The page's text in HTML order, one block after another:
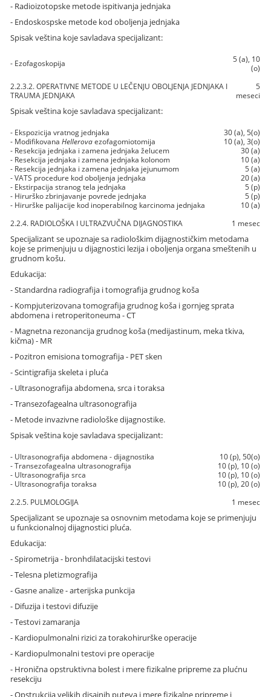
- Radioizotopske metode ispitivanja jednjaka
- Endoskospske metode kod oboljenja jednjaka
Spisak veština koje savladava specijalizant:
- Ezofagoskopija
5 (a), 10
(o)
2.2.3.2. OPERATIVNE METODE U LEČENJU OBOLJENJA JEDNJAKA I
TRAUMA JEDNJAKA
5
meseci
Spisak veština koje savladava specijalizant:
- Ekspozicija vratnog jednjaka
30 (a), 5(o)
- ModifikovanaHellerovaezofagomiotomija
10 (a), 3(o)
- Resekcija jednjaka i zamena jednjaka želucem
30 (a)
- Resekcija jednjaka i zamena jednjaka kolonom
10 (a)
- Resekcija jednjaka i zamena jednjaka jejunumom
5 (a)
- VATS procedure kod oboljenja jednjaka
20 (a)
- Ekstirpacija stranog tela jednjaka
5 (p)
- Hirurško zbrinjavanje povrede jednjaka
5 (p)
- Hirurške palijacije kod inoperabilnog karcinoma jednjaka
10 (a)
2.2.4. RADIOLOŠKA I ULTRAZVUČNA DIJAGNOSTIKA
1 mesec
Specijalizant se upoznaje sa radiološkim dijagnostičkim metodama
koje se primenjuju u dijagnostici lezija i oboljenja organa smeštenih u
grudnom košu.
Edukacija:
- Standardna radiografija i tomografija grudnog koša
- Kompjuterizovana tomografija grudnog koša i gornjeg sprata
abdomena i retroperitoneuma - CT
- Magnetna rezonancija grudnog koša (medijastinum, meka tkiva,
kičma) - MR
- Pozitron emisiona tomografija - PET sken
- Scintigrafija skeleta i pluća
- Ultrasonografija abdomena, srca i toraksa
- Transezofagealna ultrasonografija
- Metode invazivne radiološke dijagnostike.
Spisak veština koje savladava specijalizant:
- Ultrasonografija abdomena - dijagnostika
10 (p), 50(o)
- Transezofagealna ultrasonografija
10 (p), 10 (o)
- Ultrasonografija srca
10 (p), 10 (o)
- Ultrasonografija toraksa
10 (p), 20 (o)
2.2.5. PULMOLOGIJA
1 mesec
Specijalizant se upoznaje sa osnovnim metodama koje se primenjuju
u funkcionalnoj dijagnostici pluća.
Edukacija:
- Spirometrija - bronhdilatacijski testovi
- Telesna pletizmografija
- Gasne analize - arterijska punkcija
- Difuzija i testovi difuzije
- Testovi zamaranja
- Kardiopulmonalni rizici za torakohirurške operacije
- Kardiopulmonalni testovi pre operacije
- Hronična opstruktivna bolest i mere fizikalne pripreme za plućnu
resekciju
- Opstrukcija velikih disajnih puteva i mere fizikalne pripreme i